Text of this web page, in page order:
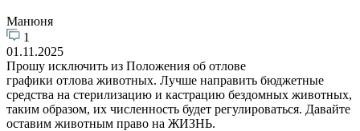
Манюня
1
01.11.2025
Прошу исключить из Положения об отлове
графики отлова животных. Лучше направить бюджетные
средства на стерилизацию и кастрацию бездомных животных,
таким образом, их численность будет регулироваться. Давайте
оставим животным право на ЖИЗНЬ.